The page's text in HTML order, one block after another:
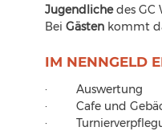
Jugendliche des GC
Bei Gästen kommt
IM NENNGELD
·         Auswertung
·         Cafe und
·